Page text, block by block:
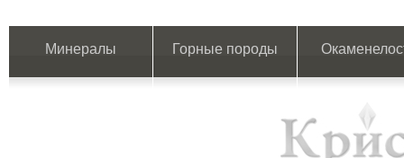
Минералы Горные породы